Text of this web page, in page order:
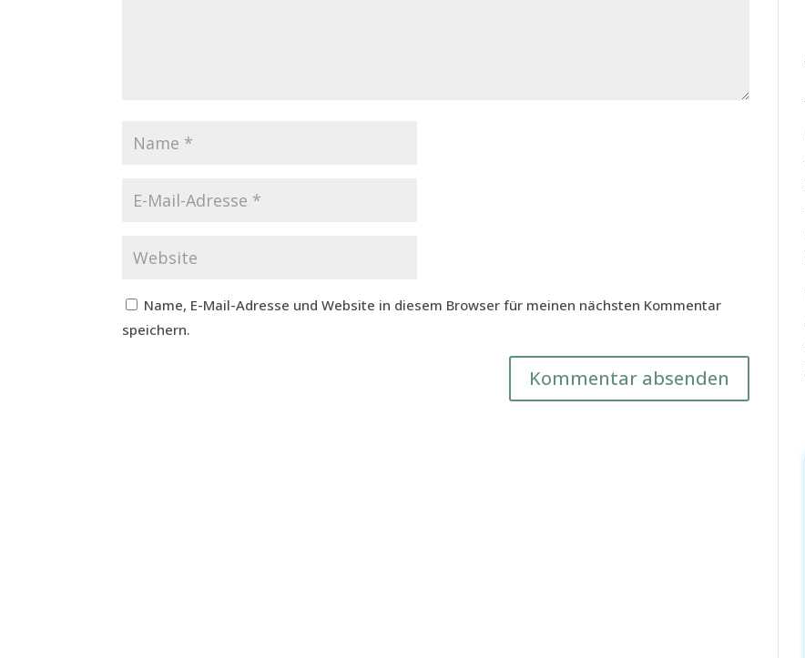
Name, E-Mail-Adresse und Website in diesem Browser für meinen nächsten Kommentar
speichern.